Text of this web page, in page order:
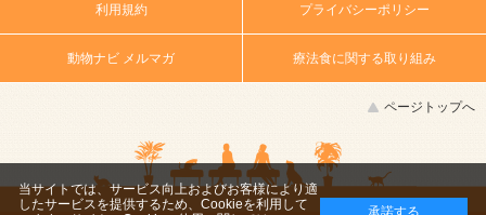
利用規約 プライバシーポリシー
動物ナビ メルマガ 療法食に関する取り組み
ページトップへ
当サイトでは、サービス向上およびお客様により適
したサービスを提供するため、Cookieを利用して